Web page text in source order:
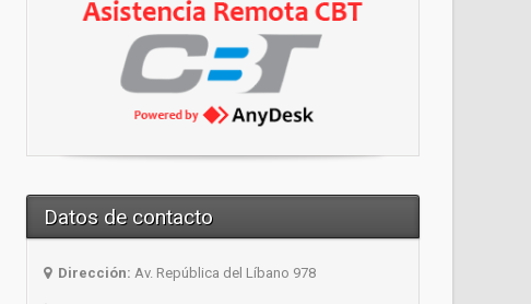
Datos de contacto
Dirección: Av. República del Líbano 978